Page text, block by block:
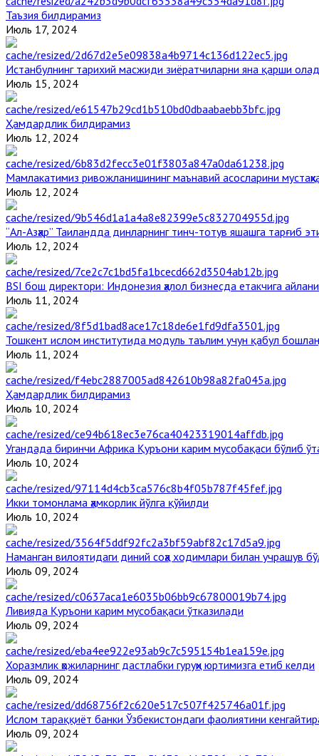
Таъзия билдирамиз
Июль 17, 2024
Истанбулнинг тарихий масжиди зиёратчиларни яна қарши
Июль 15, 2024
Ҳамдардлик билдирамиз
Июль 12, 2024
Мамлакатимиз ривожланишининг маънавий асосларини
Июль 12, 2024
“Ал-Азҳар” Таиландда динларнинг тинч-тотув яшашга тарғиб
Июль 12, 2024
BSI бош директори: Индонезия ҳалол бизнесда етакчига
Июль 11, 2024
Тошкент ислом институтида модуль таълим учун қабул
Июль 11, 2024
Ҳамдардлик билдирамиз
Июль 10, 2024
Угандада биринчи Aфрика Қуръони карим мусобақаси бўлиб
Июль 10, 2024
Икки томонлама ҳамкорлик йўлга қўйилди
Июль 10, 2024
Наманган вилоятидаги диний соҳа ходимлари билан учрашув
Июль 09, 2024
Ливияда Қуръони карим мусобақаси ўтказилади
Июль 09, 2024
Хоразмлик ҳожиларнинг дастлабки гуруҳи юртимизга етиб келди
Июль 09, 2024
Ислом тараққиёт банки Ўзбекистондаги фаолиятини
Июль 09, 2024